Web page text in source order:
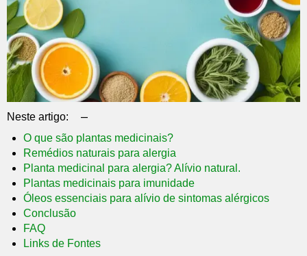
Neste artigo: –
O que são plantas medicinais?
Remédios naturais para alergia
Planta medicinal para alergia? Alívio natural.
Plantas medicinais para imunidade
Óleos essenciais para alívio de sintomas alérgicos
Conclusão
FAQ
Links de Fontes